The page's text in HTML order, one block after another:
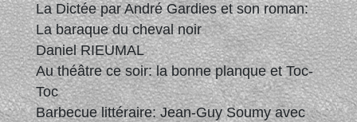
La Dictée par André Gardies et son roman:
La baraque du cheval noir
Daniel RIEUMAL
Au théâtre ce soir: la bonne planque et Toc-
Toc
Barbecue littéraire: Jean-Guy Soumy avec